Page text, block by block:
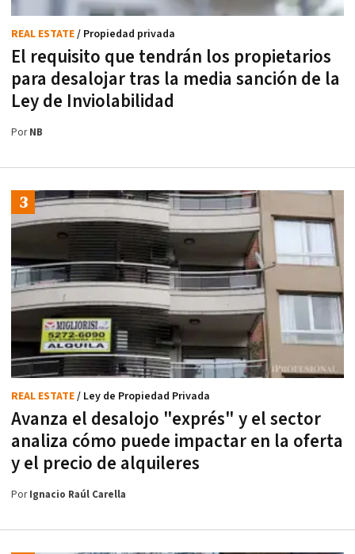
El requisito que tendrán los propietarios
para desalojar tras la media sanción de la
Ley de Inviolabilidad
REAL ESTATE/ Propiedad privada
PorNB
Avanza el desalojo "exprés" y el sector
analiza cómo puede impactar en la oferta
y el precio de alquileres
REAL ESTATE/ Ley de Propiedad Privada
PorIgnacio Raúl Carella